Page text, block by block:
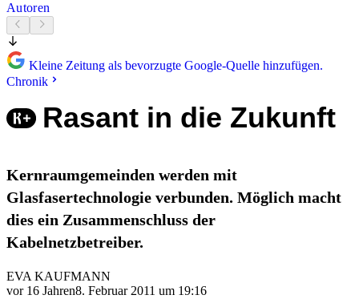
Autoren
Kleine Zeitung als bevorzugte Google-Quelle hinzufügen.
Chronik
Rasant in die Zukunft
Kernraumgemeinden werden mit
Glasfasertechnologie verbunden. Möglich macht
dies ein Zusammenschluss der
Kabelnetzbetreiber.
EVA KAUFMANN
vor 16 Jahren8. Februar 2011 um 19:16